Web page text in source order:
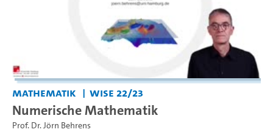
Mathematik WiSe 22/23
Numerische Mathematik
Prof. Dr. Jörn Behrens